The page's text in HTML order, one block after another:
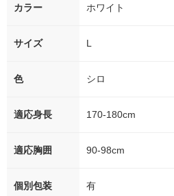
カラー ホワイト
サイズ L
色 シロ
適応身長 170-180cm
適応胸囲 90-98cm
個別包装 有